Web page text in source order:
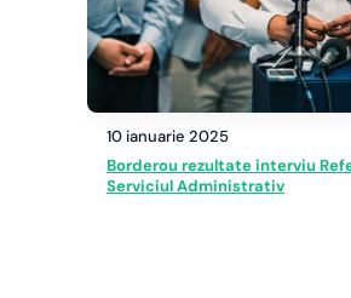
10 ianuarie 2025
Borderou rezultate interviu
Serviciul Administrativ